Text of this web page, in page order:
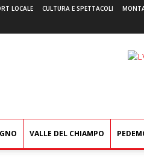
LOCALE CULTURA E SPETTACOLI
VALLE DEL CHIAMPO